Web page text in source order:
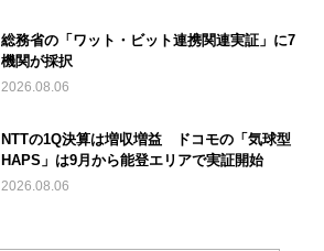
総務省の「ワット・ビット連携関連実証」に7
機関が採択
2026.08.06
NTTの1Q決算は増収増益 ドコモの「気球型
HAPS」は9月から能登エリアで実証開始
2026.08.06